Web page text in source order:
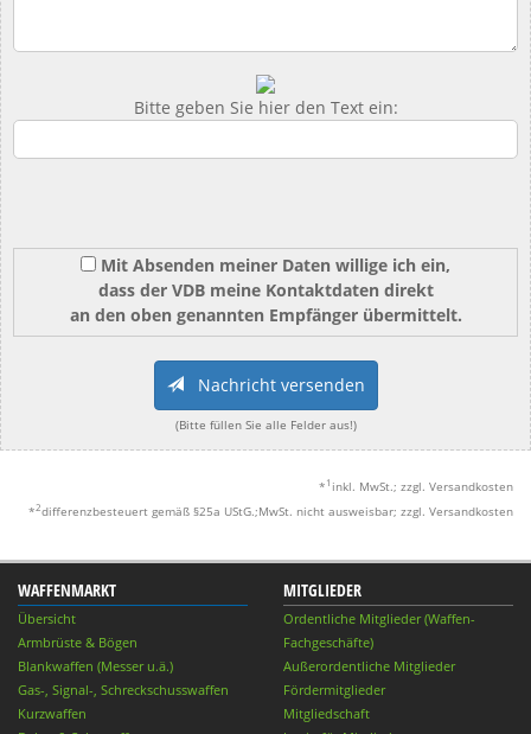
Bitte geben Sie hier den Text ein:
Mit Absenden meiner Daten willige ich ein,
dass der VDB meine Kontaktdaten direkt
an den oben genannten Empfänger übermittelt.
Nachricht versenden
(Bitte füllen Sie alle Felder aus!)
* 1 inkl. MwSt.; zzgl. Versandkosten
*2differenzbesteuert gemäß §25a UStG.;MwSt. nicht ausweisbar; zzgl. Versandkosten
WAFFENMARKT
Übersicht
Armbrüste & Bögen
Blankwaffen (Messer u.ä.)
Gas-, Signal-, Schreckschusswaffen
Kurzwaffen
MITGLIEDER
Ordentliche Mitglieder (Waffen-
Fachgeschäfte)
Außerordentliche Mitglieder
Fördermitglieder
Mitgliedschaft